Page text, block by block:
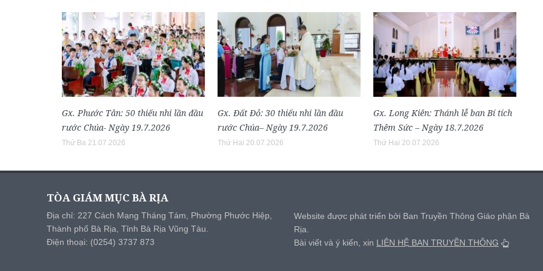
Gx. Phước Tân: 50 thiếu nhi lần đầu
rước Chúa- Ngày 19.7.2026
Thứ Ba 21.07.2026
Gx. Đất Đỏ: 30 thiếu nhi lần đầu
rước Chúa– Ngày 19.7.2026
Thứ Hai 20.07.2026
Gx. Long Kiên: Thánh lễ ban Bí tích
Thêm Sức – Ngày 18.7.2026
Thứ Hai 20.07.2026
TÒA GIÁM MỤC BÀ RỊA
Địa chỉ: 227 Cách Mạng Tháng Tám, Phường Phước Hiệp,
Thành phố Bà Rịa, Tỉnh Bà Rịa Vũng Tàu.
Điện thoại: (0254) 3737 873
Website được phát triển bởi Ban Truyền Thông Giáo phận Bà
Rịa.
Bài viết và ý kiến, xin LIÊN HỆ BAN TRUYỀN THÔNG